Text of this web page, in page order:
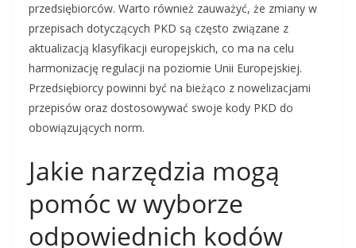
przedsiębiorców. Warto również zauważyć, że zmiany w
przepisach dotyczących PKD są często związane z
aktualizacją klasyfikacji europejskich, co ma na celu
harmonizację regulacji na poziomie Unii Europejskiej.
Przedsiębiorcy powinni być na bieżąco z nowelizacjami
przepisów oraz dostosowywać swoje kody PKD do
obowiązujących norm.
Jakie narzędzia mogą
pomóc w wyborze
odpowiednich kodów